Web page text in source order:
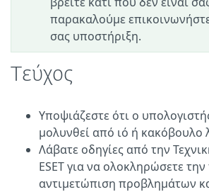
παρακαλούμε
σας υποστήριξη.
Τεύχος
Υποψιάζεστε ότι ο
μολυνθεί από ιό ή κακόβουλο
Λάβατε οδηγίες από την
ESET για να ολοκληρώσετε
αντιμετώπιση προβλημάτων